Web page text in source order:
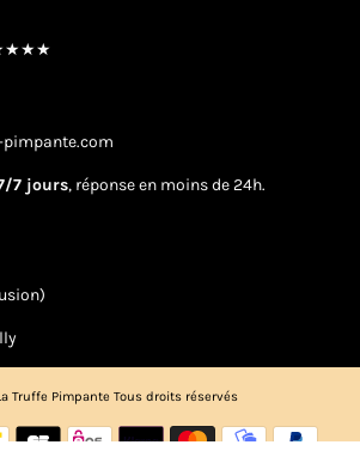
7 jours, réponse en moins de 24h.
Truffe Pimpante Tous droits réservés
Méthodes